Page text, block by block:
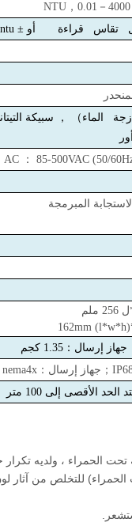
， 0.01 －
تقاس قراءة أو ± 0.1ntu ، أيهما greater
أور
AC ： 85-500VAC (50/
المبرمجة
جهاز إرسال ： 1.35 كجم
； جهاز إرسال ：